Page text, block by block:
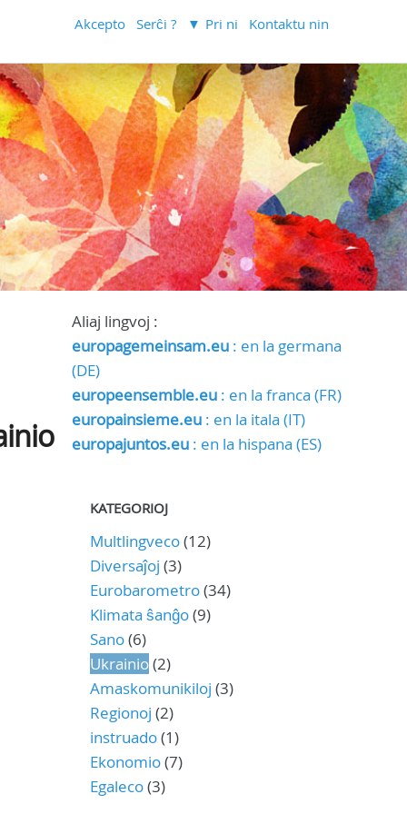
Akcepto Serĉi ? Pri ni Kontaktu nin
Aliaj lingvoj :
europagemeinsam.eu: en la germana
(DE)
europeensemble.eu: en la franca (FR)
europainsieme.eu: en la itala (IT)
europajuntos.eu: en la hispana (ES)
KATEGORIOJ
Multlingveco(12)
Diversaĵoj (3)
Eurobarometro(34)
Klimata ŝanĝo(9)
Sano(6)
Ukrainio(2)
Amaskomunikiloj (3)
Regionoj (2)
instruado(1)
Ekonomio(7)
Egaleco(3)